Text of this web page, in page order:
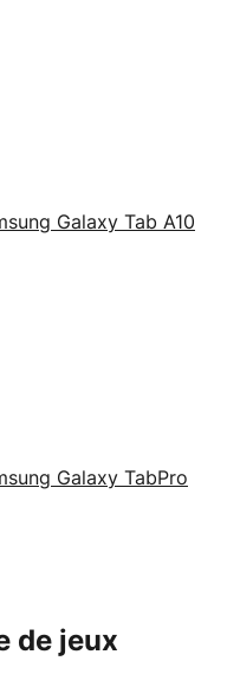
Galaxy Tab A10
Galaxy TabPro
de jeux